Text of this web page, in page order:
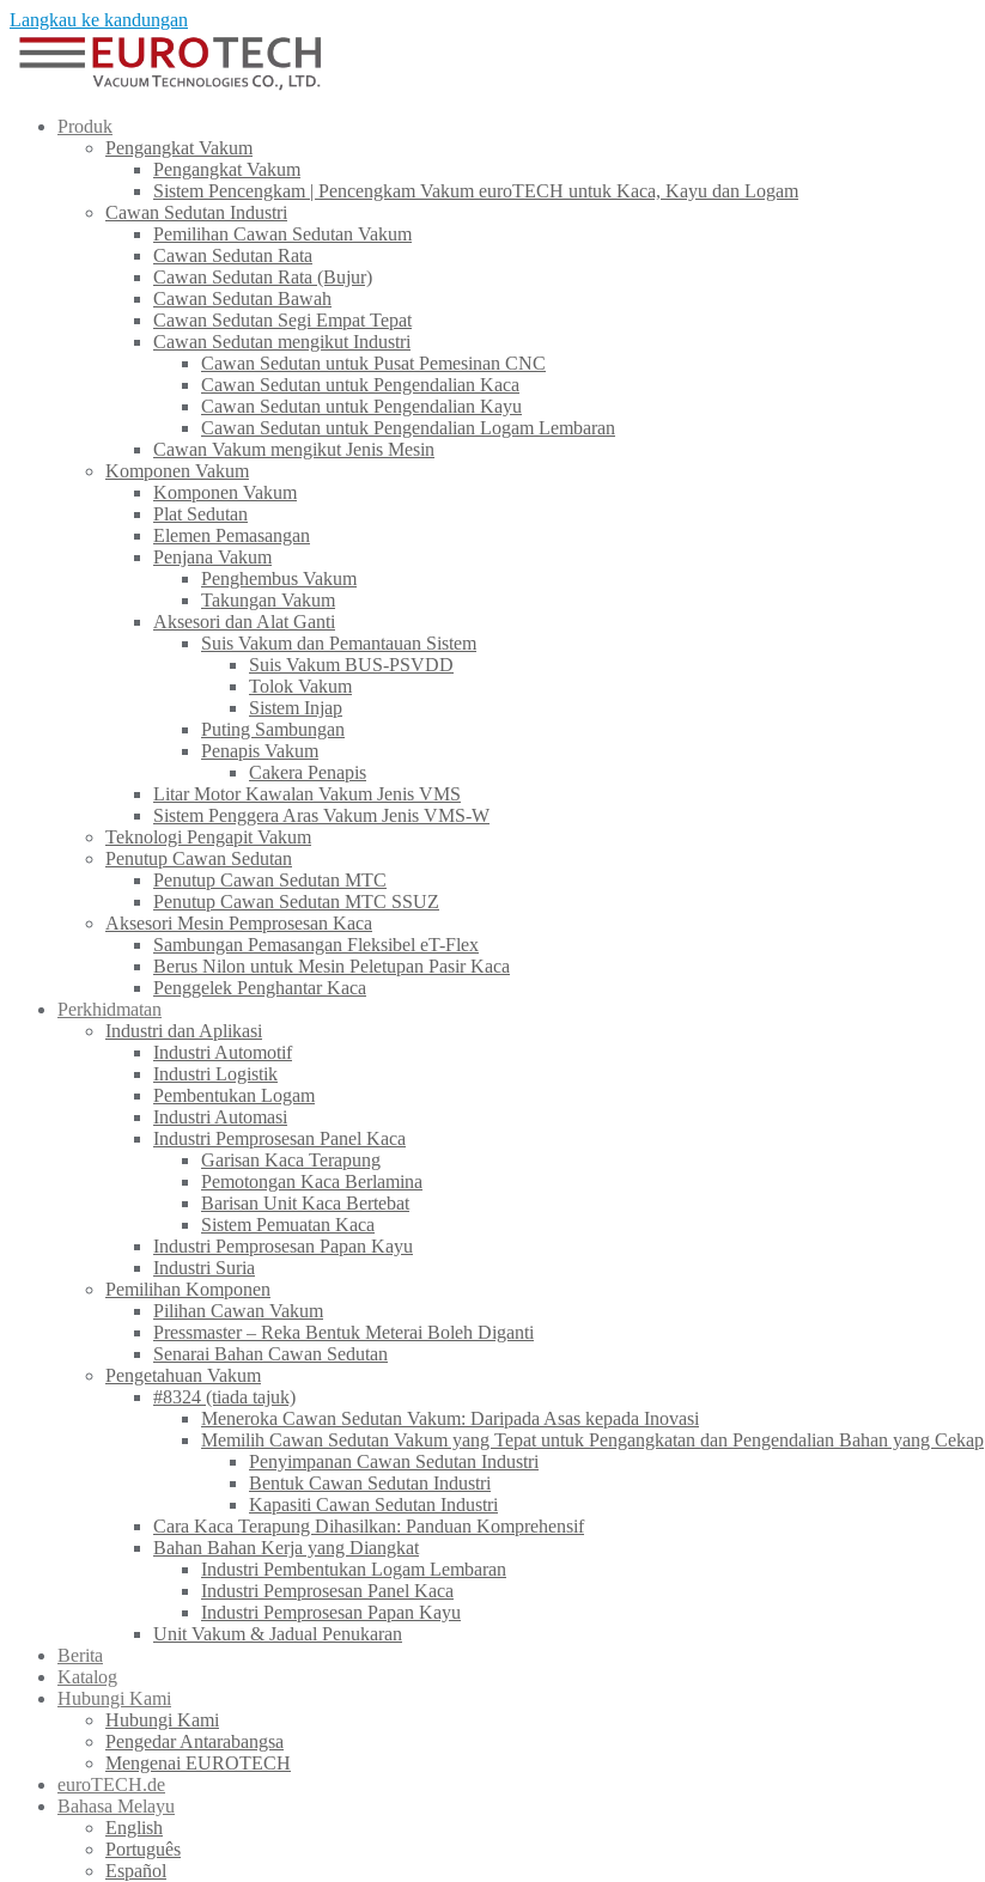
Langkau ke kandungan
Produk
Pengangkat Vakum
Pengangkat Vakum
Sistem Pencengkam | Pencengkam Vakum euroTECH untuk Kaca, Kayu dan Logam
Cawan Sedutan Industri
Pemilihan Cawan Sedutan Vakum
Cawan Sedutan Rata
Cawan Sedutan Rata (Bujur)
Cawan Sedutan Bawah
Cawan Sedutan Segi Empat Tepat
Cawan Sedutan mengikut Industri
Cawan Sedutan untuk Pusat Pemesinan CNC
Cawan Sedutan untuk Pengendalian Kaca​
Cawan Sedutan untuk Pengendalian Kayu
Cawan Sedutan untuk Pengendalian Logam Lembaran
Cawan Vakum mengikut Jenis Mesin
Komponen Vakum
Komponen Vakum
Plat Sedutan
Elemen Pemasangan
Penjana Vakum
Penghembus Vakum
Takungan Vakum
Aksesori dan Alat Ganti
Suis Vakum dan Pemantauan Sistem
Suis Vakum BUS-PSVDD
Tolok Vakum
Sistem Injap
Puting Sambungan
Penapis Vakum
Cakera Penapis
Litar Motor Kawalan Vakum Jenis VMS
Sistem Penggera Aras Vakum Jenis VMS-W
Teknologi Pengapit Vakum
Penutup Cawan Sedutan
Penutup Cawan Sedutan MTC
Penutup Cawan Sedutan MTC SSUZ
Aksesori Mesin Pemprosesan Kaca
Sambungan Pemasangan Fleksibel eT-Flex
Berus Nilon untuk Mesin Peletupan Pasir Kaca
Penggelek Penghantar Kaca
Perkhidmatan
Industri dan Aplikasi
Industri Automotif
Industri Logistik
Pembentukan Logam
Industri Automasi
Industri Pemprosesan Panel Kaca
Garisan Kaca Terapung
Pemotongan Kaca Berlamina
Barisan Unit Kaca Bertebat
Sistem Pemuatan Kaca
Industri Pemprosesan Papan Kayu
Industri Suria
Pemilihan Komponen
Pilihan Cawan Vakum
Pressmaster – Reka Bentuk Meterai Boleh Diganti
Senarai Bahan Cawan Sedutan
Pengetahuan Vakum
#8324 (tiada tajuk)
Meneroka Cawan Sedutan Vakum: Daripada Asas kepada Inovasi
Memilih Cawan Sedutan Vakum yang Tepat untuk Pengangkatan dan Pengendalian Bahan yang Cekap
Penyimpanan Cawan Sedutan Industri
Bentuk Cawan Sedutan Industri
Kapasiti Cawan Sedutan Industri
Cara Kaca Terapung Dihasilkan: Panduan Komprehensif
Bahan Bahan Kerja yang Diangkat
Industri Pembentukan Logam Lembaran
Industri Pemprosesan Panel Kaca
Industri Pemprosesan Papan Kayu
Unit Vakum & Jadual Penukaran
Berita
Katalog
Hubungi Kami
Hubungi Kami
Pengedar Antarabangsa
Mengenai EUROTECH
euroTECH.de
Bahasa Melayu
English
Português
Español